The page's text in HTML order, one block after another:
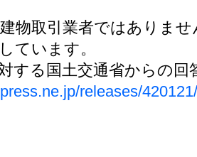
物取引業者ではありま
ています。
する国土交通省からの回
releases/